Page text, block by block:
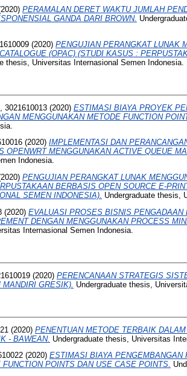
PERAMALAN DERET WAKTU JUMLAH
GANDA DARI BROWN.
(2020) PENGUJIAN PERANGKAT LUNAK
(OPAC) (STUDI KASUS :
thesis, Universitas Internasional Semen Indonesia.
3021610013 (2020) ESTIMASI BIAYA PROYEK
MENGGUNAKAN METODE FUNCTION
(2020) IMPLEMENTASI DAN
OPENWRT MENGGUNAKAN ACTIVE QUEUE
Indonesia.
PENGUJIAN PERANGKAT LUNAK
BERBASIS OPEN SOURCE E-
SEMEN INDONESIA). Undergraduate thesis,
(2020) EVALUASI PROSES BISNIS
DENGAN MENGGUNAKAN PROCESS
Internasional Semen Indonesia.
(2020) PERENCANAAN STRATEGIS
GRESIK). Undergraduate thesis,
(2020) PENENTUAN METODE TERBAIK
- BAWEAN. Undergraduate thesis, Universitas
(2020) ESTIMASI BIAYA PENGEMBANGAN
POINTS DAN USE CASE POINTS.